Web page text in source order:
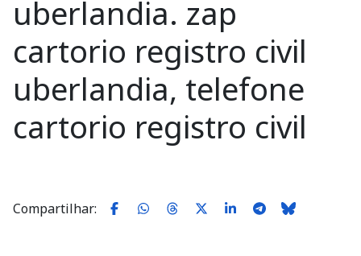
uberlandia. zap
cartorio registro civil
uberlandia, telefone
cartorio registro civil
Compartilhar: